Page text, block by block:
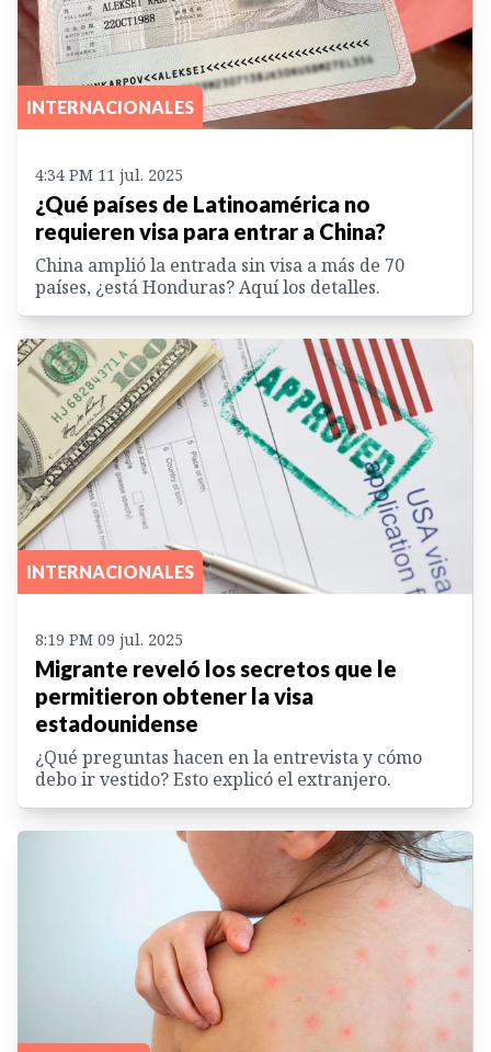
INTERNACIONALES
4:34 PM 11 jul. 2025
¿Qué países de Latinoamérica no
requieren visa para entrar a China?
China amplió la entrada sin visa a más de 70
países, ¿está Honduras? Aquí los detalles.
INTERNACIONALES
8:19 PM 09 jul. 2025
Migrante reveló los secretos que le
permitieron obtener la visa
estadounidense
¿Qué preguntas hacen en la entrevista y cómo
debo ir vestido? Esto explicó el extranjero.